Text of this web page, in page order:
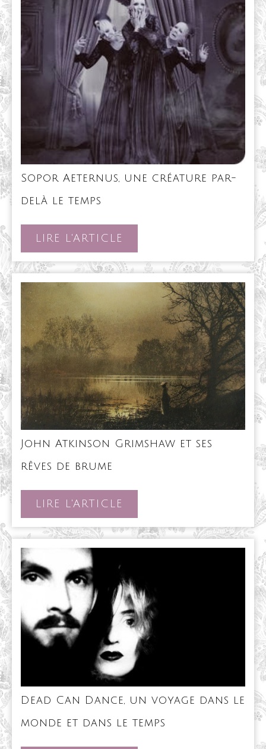
Sopor Aeternus, une créature par-
delà le temps
par-
delà
le
temps
LIRE L'ARTICLE
L'ARTICLE
John Atkinson Grimshaw et ses
rêves de brume
ses
rêves
de
brume
LIRE L'ARTICLE
L'ARTICLE
Dead Can Dance, un voyage dans le
monde et dans le temps